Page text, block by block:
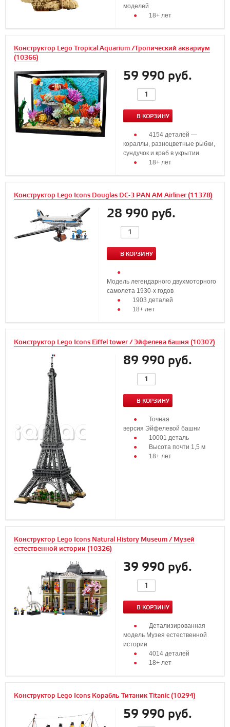
моделей
18+ лет
Конструктор Lego Tropical Aquarium /Тропический аквариум
(10366)
59 990 руб.
В КОРЗИНУ
4154 деталей —
кораллы, разноцветные рыбки,
сундучок и краб в укрытии
18+ лет
Конструктор Lego Icons Douglas DC-3 PAN AM Airliner (11378)
28 990 руб.
В КОРЗИНУ
Модель легендарного двухмоторного
самолета 1930-х годов
1903 деталей
18+ лет
Конструктор Lego Icons Eiffel tower / Эйфелева башня (10307)
89 990 руб.
В КОРЗИНУ
Точная
версия Эйфелевой башни
10001 деталь
Высота почти 1,5 м
18+ лет
Конструктор Lego Icons Natural History Museum / Музей
естественной истории (10326)
39 990 руб.
В КОРЗИНУ
Детализированная
модель Музея естественной
истории
4014 деталей
18+ лет
Конструктор Lego Icons Корабль Титаник Titanic (10294)
59 990 руб.